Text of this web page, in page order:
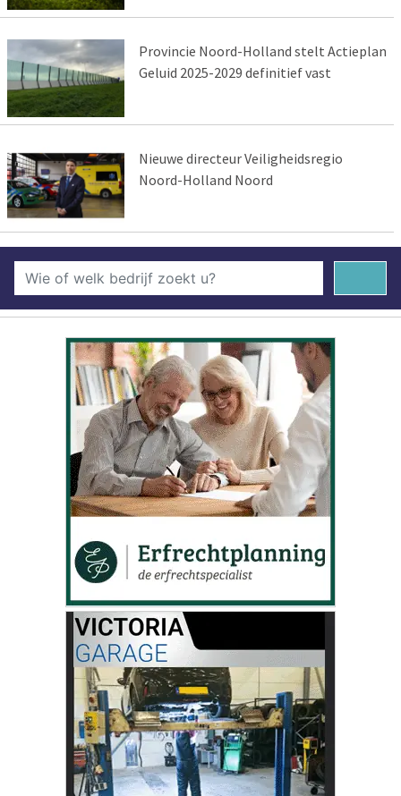
Provincie Noord-Holland stelt Actieplan
Geluid 2025-2029 definitief vast
Nieuwe directeur Veiligheidsregio
Noord-Holland Noord